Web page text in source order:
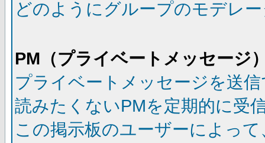
どのようにグループのモデレ
PM（プライベートメッセージ
プライベートメッセージを送
読みたくないPMを定期的に受
この掲示板のユーザーによっ